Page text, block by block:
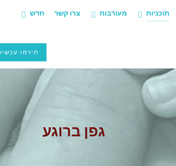
תוכניות מעורבות צרו קשר חדש
תירמו עכשיו
גפן ברוגע